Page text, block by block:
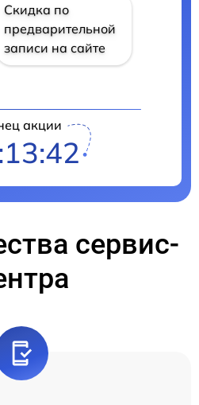
Скидка по
предварительной
записи на сайте
акции
сервис-